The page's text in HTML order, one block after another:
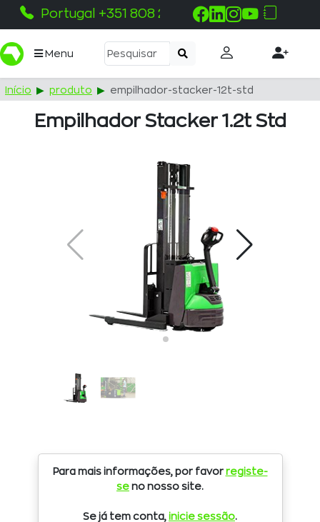
Portugal +351 808 215 115
Menu
Início produto empilhador-stacker-12t-std
Empilhador Stacker 1.2t Std
Para mais informações, por favor registe-
se no nosso site.
Se já tem conta, inicie sessão.